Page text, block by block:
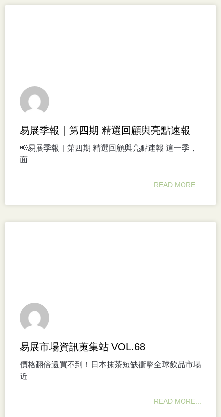
易展季報｜第四期 精選回顧與亮點速報
📢易展季報｜第四期 精選回顧與亮點速報 這一季，
面
READ MORE...
易展市場資訊蒐集站 VOL.68
價格翻倍還買不到！日本抹茶短缺衝擊全球飲品市場
近
READ MORE...